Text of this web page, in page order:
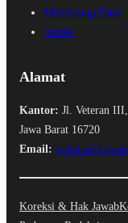
Metodologi Data
Indeks
Alamat
Kantor: Jl. Veteran
Jawa Barat 16720
Email:
Koreksi & Hak Jawab